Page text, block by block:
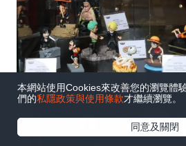
本網站使用Cookies來改善您的瀏覽體
們的私隱政策與使用條款才繼續瀏覽。
同意及關閉